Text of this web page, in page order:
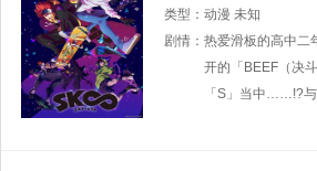
类型： 动漫 未知
剧情： 热爱滑板的高中二
开的「BEEF（决
「S」当中……!?